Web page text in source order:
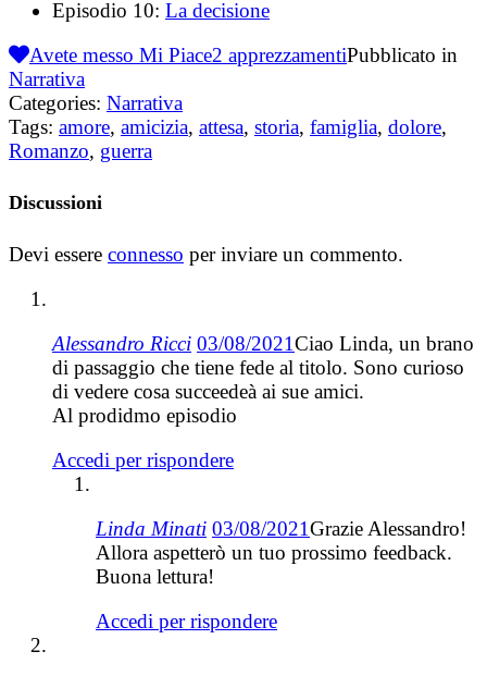
Episodio 10: La decisione
Avete messo Mi Piace2 apprezzamentiPubblicato in
Narrativa
Categories: Narrativa
Tags: amore, amicizia, attesa, storia, famiglia, dolore,
Romanzo, guerra
Discussioni
Devi essere connesso per inviare un commento.
Alessandro Ricci 03/08/2021Ciao Linda, un brano
di passaggio che tiene fede al titolo. Sono curioso
di vedere cosa succeedeà ai sue amici.
Al prodidmo episodio
Accedi per rispondere
Linda Minati 03/08/2021Grazie Alessandro!
Allora aspetterò un tuo prossimo feedback.
Buona lettura!
Accedi per rispondere